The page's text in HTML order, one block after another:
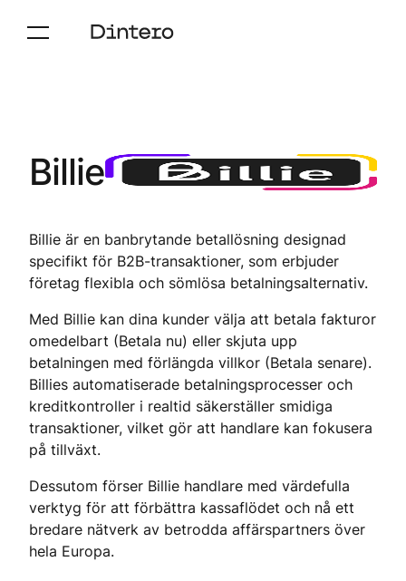
Billie
Billie är en banbrytande betallösning designad
specifikt för B2B-transaktioner, som erbjuder
företag flexibla och sömlösa betalningsalternativ.
Med Billie kan dina kunder välja att betala fakturor
omedelbart (Betala nu) eller skjuta upp
betalningen med förlängda villkor (Betala senare).
Billies automatiserade betalningsprocesser och
kreditkontroller i realtid säkerställer smidiga
transaktioner, vilket gör att handlare kan fokusera
på tillväxt.
Dessutom förser Billie handlare med värdefulla
verktyg för att förbättra kassaflödet och nå ett
bredare nätverk av betrodda affärspartners över
hela Europa.